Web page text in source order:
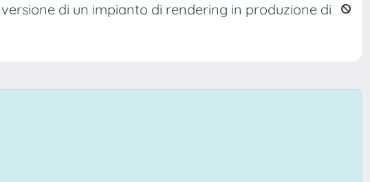
di un impianto di rendering in produzione di